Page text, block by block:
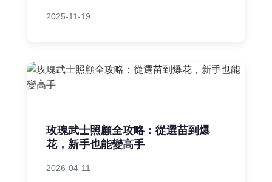
2025-11-19
玫瑰武士照顧全攻略：從選苗到爆
花，新手也能變高手
2026-04-11